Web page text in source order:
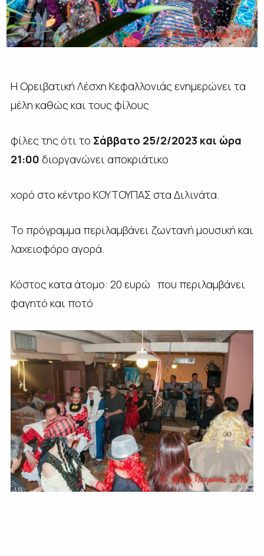
Η Ορειβατική Λέσχη Κεφαλλονιάς ενημερώνει τα
μέλη καθώς και τους φίλους
φίλες της ότι το Σάββατο 25/2/2023 και ώρα
21:00 διοργανώνει αποκριάτικο
χορό στο κέντρο ΚΟΥΤΟΥΠΑΣ στα Διλινάτα.
Το πρόγραμμα περιλαμβάνει ζωντανή μουσική και
λαχειοφόρο αγορά.
Κόστος κατα άτομο: 20 ευρώ που περιλαμβάνει
φαγητό και ποτό